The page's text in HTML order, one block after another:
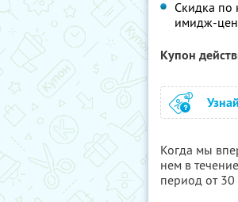
Скидка по
имидж-
Купон
Когда мы
нем в
период от 30